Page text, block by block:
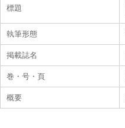
標題
執筆形態
掲載誌名
巻・号・頁
概要